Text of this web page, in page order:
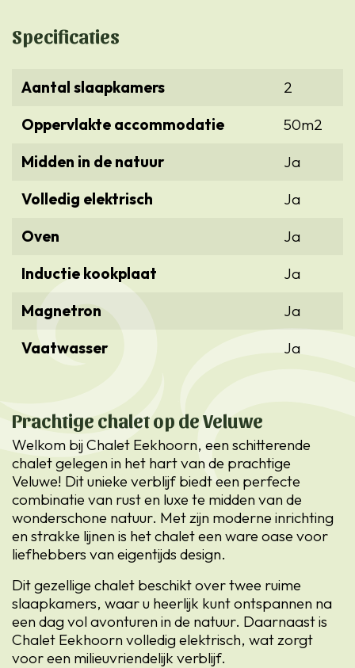
Specificaties
Aantal slaapkamers
2
Oppervlakte accommodatie
50m2
Midden in de natuur
Ja
Volledig elektrisch
Ja
Oven
Ja
Inductie kookplaat
Ja
Magnetron
Ja
Vaatwasser
Ja
Prachtige chalet op de Veluwe
Welkom bij Chalet Eekhoorn, een schitterende
chalet gelegen in het hart van de prachtige
Veluwe! Dit unieke verblijf biedt een perfecte
combinatie van rust en luxe te midden van de
wonderschone natuur. Met zijn moderne inrichting
en strakke lijnen is het chalet een ware oase voor
liefhebbers van eigentijds design.
Dit gezellige chalet beschikt over twee ruime
slaapkamers, waar u heerlijk kunt ontspannen na
een dag vol avonturen in de natuur. Daarnaast is
Chalet Eekhoorn volledig elektrisch, wat zorgt
voor een milieuvriendelijk verblijf.